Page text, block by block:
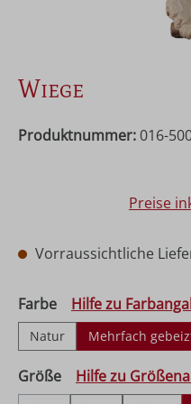
Wiege
Produktnummer: 016-
Preise
Vorraussichtliche
Farbeauswählen
Hilfe zu
Natur Mehrfach
Größeauswählen
Hilfe zu